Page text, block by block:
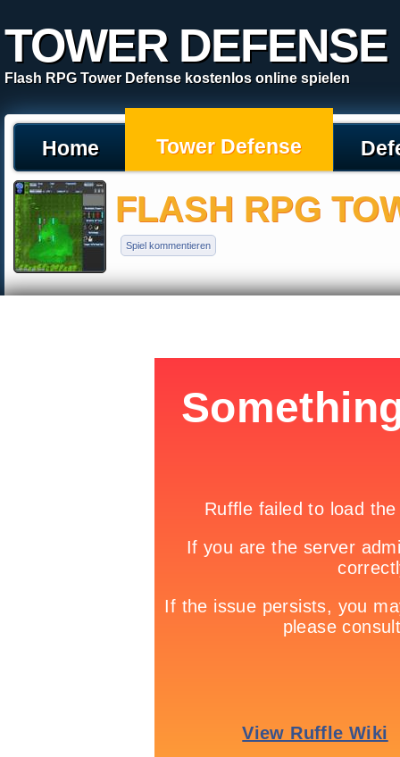
TOWER DEFENSE
Flash RPG Tower Defense kostenlos online spielen
Home Tower Defense
FLASH RPG
Spiel kommentieren